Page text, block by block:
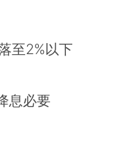
至2%以下
息必要